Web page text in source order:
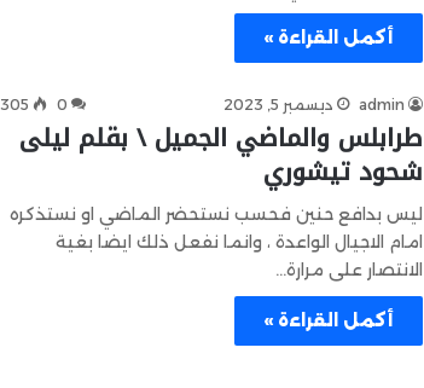
أكمل القراءة »
admin ديسمبر 5, 2023 0
305
طرابلس والماضي الجميل \ بقلم ليلى
شحود تيشوري
ليس بدافع حنين فحسب نستحضر الماضي او نستذكره
امام الاجيال الواعدة ، وانما نفعل ذلك ايضا بغية
الانتصار على مرارة…
أكمل القراءة »